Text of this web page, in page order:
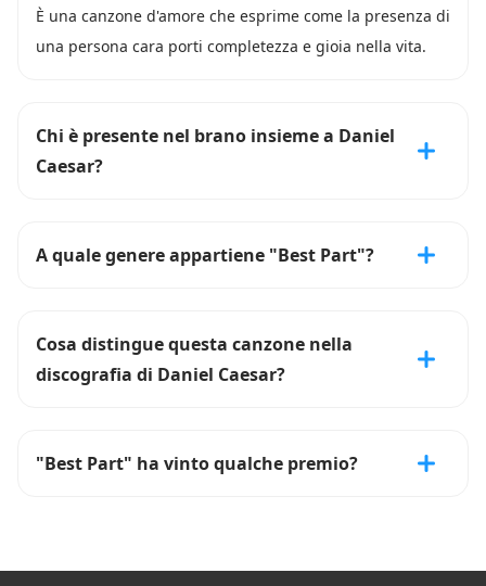
È una canzone d'amore che esprime come la presenza di
una persona cara porti completezza e gioia nella vita.
Chi è presente nel brano insieme a Daniel
Caesar?
A quale genere appartiene "Best Part"?
Cosa distingue questa canzone nella
discografia di Daniel Caesar?
"Best Part" ha vinto qualche premio?